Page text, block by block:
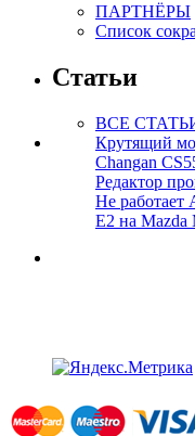
ПАРТНЁРЫ
Список
Статьи
ВСЕ
Крутящий
Changan
Редактор
Не работает
E2 на Mazda